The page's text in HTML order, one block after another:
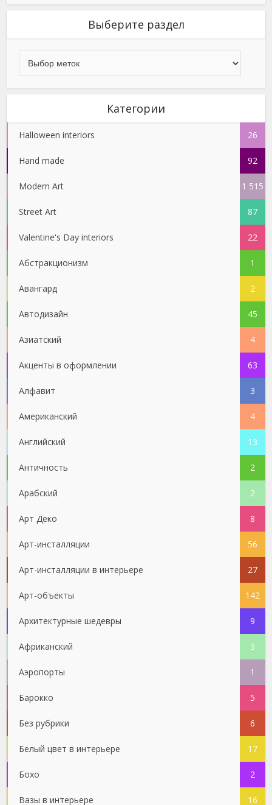
Выберите раздел
Категории
Halloween interiors 26
Hand made 92
Modern Art 1 515
Street Art 87
Valentine's Day interiors 22
Абстракционизм 1
Авангард 2
Автодизайн 45
Азиатский 4
Акценты в оформлении 63
Алфавит 3
Американский 4
Английский 13
Античность 2
Арабский 2
Арт Деко 8
Арт-инсталляции 56
Арт-инсталляции в интерьере 27
Арт-объекты 142
Архитектурные шедевры 9
Африканский 3
Аэропорты 1
Барокко 5
Без рубрики 6
Белый цвет в интерьере 17
Бохо 2
Вазы в интерьере 16